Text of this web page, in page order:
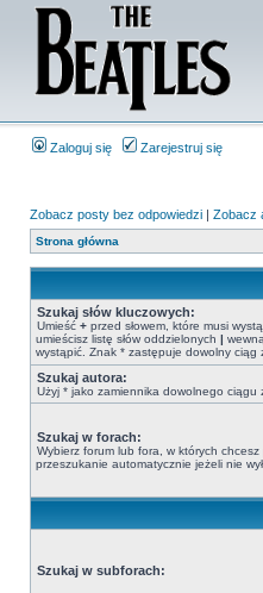
Zaloguj się Zarejestruj się
Zobacz posty bez odpowiedzi | Zobacz
Strona główna
Szukaj słów kluczowych:
Umieść + przed słowem, które musi
umieścisz listę słów oddzielonych |
wystąpić. Znak * zastępuje dowolny ciąg
Szukaj autora:
Użyj * jako zamiennika dowolnego ciągu
Szukaj w forach:
Wybierz forum lub fora, w których
przeszukanie automatycznie jeżeli nie
Szukaj w subforach: